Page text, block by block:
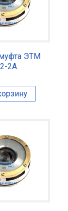
ЭТМ
2А